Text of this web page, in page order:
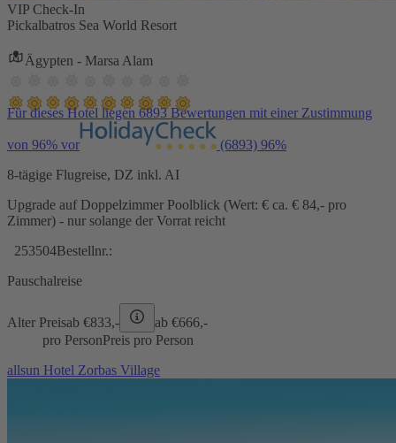
VIP Check-In
Pickalbatros Sea World Resort
Ägypten - Marsa Alam
Für dieses Hotel liegen 6893 Bewertungen mit einer Zustimmung
von 96% vor (6893) 96%
8-tägige Flugreise, DZ inkl. AI
Upgrade auf Doppelzimmer Poolblick (Wert: € ca. € 84,- pro
Zimmer) - nur solange der Vorrat reicht
253504Bestellnr.:
Pauschalreise
Alter Preisab €833,- ab €666,-
pro PersonPreis pro Person
allsun Hotel Zorbas Village